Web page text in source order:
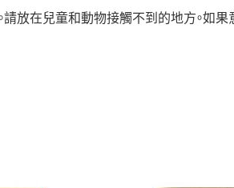
請放在兒童和動物接觸不到的地方。如果